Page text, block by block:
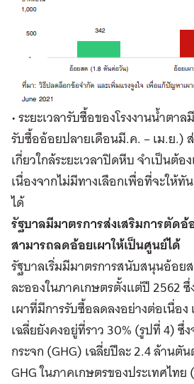
• ระยะเวลารับซื้อของโรงงานน้ำต
รับซื้ออ้อยปลายเดือนมี.ค. – เม.ย.)
เกี่ยวใกล้ระยะเวลาปิดหีบ จำเป็นต้อ
เนื่องจากไม่มีทางเลือกเพื่อที่จะให้ทั
ได้
รัฐบาลมีมาตรการส่งเสริมการตัด
สามารถลดอ้อยเผาให้เป็นศูนย์ได้
รัฐบาลเริ่มมีมาตรการสนับสนุนอ้อ
ละอองในภาคเกษตรตั้งแต่ปี 2562
เผาที่มีการรับซื้อลดลงอย่างต่อเนื่อ
เฉลี่ยยังคงอยู่ที่ราว 30% (รูปที่ 4) ซึ่
กระจก (GHG) เฉลี่ยปีละ 2.4 ล้านตั
GHG ในภาคเกษตรของประเทศไทย